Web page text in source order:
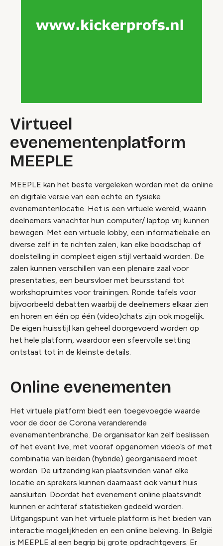
Virtueel
evenementenplatform
MEEPLE
MEEPLE kan het beste vergeleken worden met de online
en digitale versie van een echte en fysieke
evenementenlocatie. Het is een virtuele wereld, waarin
deelnemers vanachter hun computer/ laptop vrij kunnen
bewegen. Met een virtuele lobby, een informatiebalie en
diverse zelf in te richten zalen, kan elke boodschap of
doelstelling in compleet eigen stijl vertaald worden. De
zalen kunnen verschillen van een plenaire zaal voor
presentaties, een beursvloer met beursstand tot
workshopruimtes voor trainingen. Ronde tafels voor
bijvoorbeeld debatten waarbij de deelnemers elkaar zien
en horen en één op één (video)chats zijn ook mogelijk.
De eigen huisstijl kan geheel doorgevoerd worden op
het hele platform, waardoor een sfeervolle setting
ontstaat tot in de kleinste details.
Online evenementen
Het virtuele platform biedt een toegevoegde waarde
voor de door de Corona veranderende
evenementenbranche. De organisator kan zelf beslissen
of het event live, met vooraf opgenomen video’s of met
combinatie van beiden (hybride) georganiseerd moet
worden. De uitzending kan plaatsvinden vanaf elke
locatie en sprekers kunnen daarnaast ook vanuit huis
aansluiten. Doordat het evenement online plaatsvindt
kunnen er achteraf statistieken gedeeld worden.
Uitgangspunt van het virtuele platform is het bieden van
interactie mogelijkheden en een online beleving. In België
is MEEPLE al een begrip bij grote opdrachtgevers. Er